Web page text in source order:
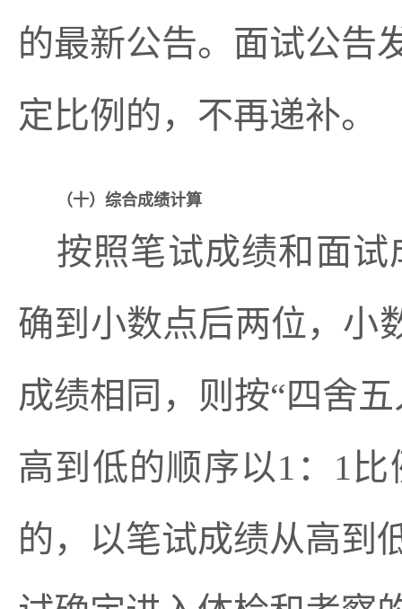
的最新公告。面试公告
定比例的，不再递补。
（十）综合成绩计算
按照笔试成绩和面试
确到小数点后两位，小
成绩相同，则按“四舍
高到低的顺序以1：1
的，以笔试成绩从高到